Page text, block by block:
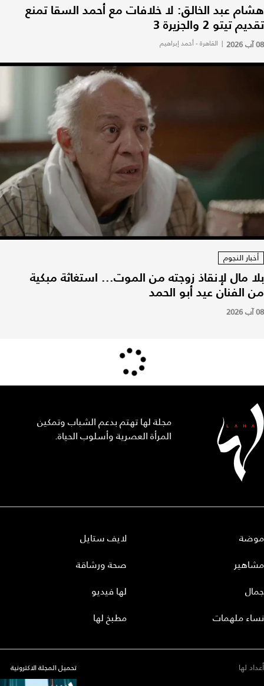
هشام عبد الخالق: لا خلافات مع أحمد السقا تمنع
تقديم تيتو 2 والجزيرة 3
08 آب 2026 | القاهرة - أحمد إبراهيم
أخبار النجوم
بلا مال لإنقاذ زوجته من الموت... استغاثة مبكية
من الفنان عيد أبو الحمد
08 آب 2026
مجلة لها تهتم بدعم الشباب وتمكين
المرأة العصرية وأسلوب الحياة.
موضة
مشاهير
جمال
نساء ملهمات
لايف ستايل
صحة ورشاقة
لها فيديو
مطبخ لها
أعداد لها
تحميل المجلة الاكترونية